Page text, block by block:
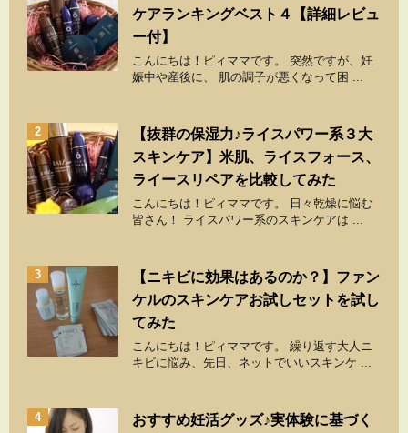
ケアランキングベスト４【詳細レビュ
ー付】
こんにちは！ピィママです。 突然ですが、妊
娠中や産後に、 肌の調子が悪くなって困 ...
2
【抜群の保湿力♪ライスパワー系３大
スキンケア】米肌、ライスフォース、
ライースリペアを比較してみた
こんにちは！ピィママです。 日々乾燥に悩む
皆さん！ ライスパワー系のスキンケアは ...
3
【ニキビに効果はあるのか？】ファン
ケルのスキンケアお試しセットを試し
てみた
こんにちは！ピィママです。 繰り返す大人ニ
キビに悩み、先日、ネットでいいスキンケ ...
4
おすすめ妊活グッズ♪実体験に基づく